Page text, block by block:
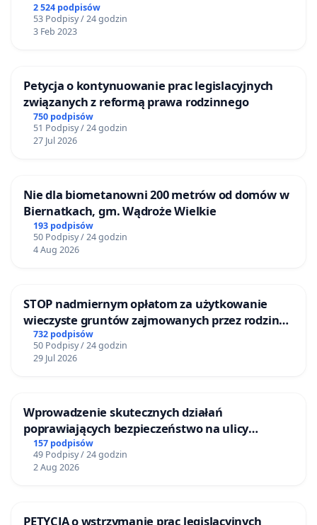
2 524 podpisów
53 Podpisy / 24 godzin
3 Feb 2023
Petycja o kontynuowanie prac legislacyjnych
związanych z reformą prawa rodzinnego
750 podpisów
51 Podpisy / 24 godzin
27 Jul 2026
Nie dla biometanowni 200 metrów od domów w
Biernatkach, gm. Wądroże Wielkie
193 podpisów
50 Podpisy / 24 godzin
4 Aug 2026
STOP nadmiernym opłatom za użytkowanie
wieczyste gruntów zajmowanych przez rodzinne
ogrody działkowe.
732 podpisów
50 Podpisy / 24 godzin
29 Jul 2026
Wprowadzenie skutecznych działań
poprawiających bezpieczeństwo na ulicy
Żeromskiego w Otwocku
157 podpisów
49 Podpisy / 24 godzin
2 Aug 2026
PETYCJA o wstrzymanie prac legislacyjnych